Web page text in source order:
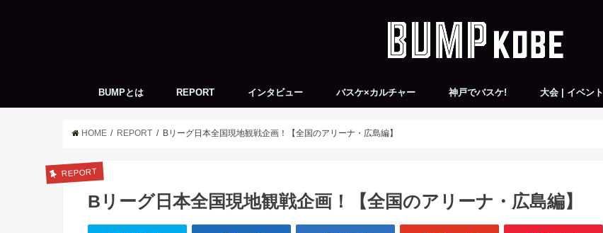
BUMPとは REPORT インタビュー バスケ×カルチャー 神戸でバスケ! 大会 | イベント
HOME REPORT Bリーグ日本全国現地観戦企画！【全国のアリーナ・広島編】
REPORT
Bリーグ日本全国現地観戦企画！【全国のアリーナ・広島編】